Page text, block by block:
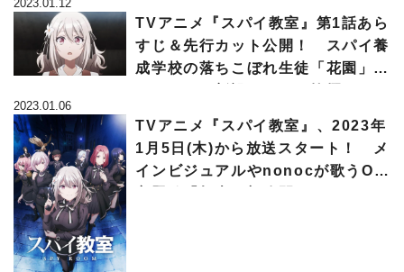
2023.01.12
TVアニメ『スパイ教室』第1話あら
すじ＆先行カット公開！ スパイ養
成学校の落ちこぼれ生徒「花園」の
2023.01.06
TVアニメ『スパイ教室』、2023年
1月5日(木)から放送スタート！ メ
インビジュアルやnonocが歌うOP